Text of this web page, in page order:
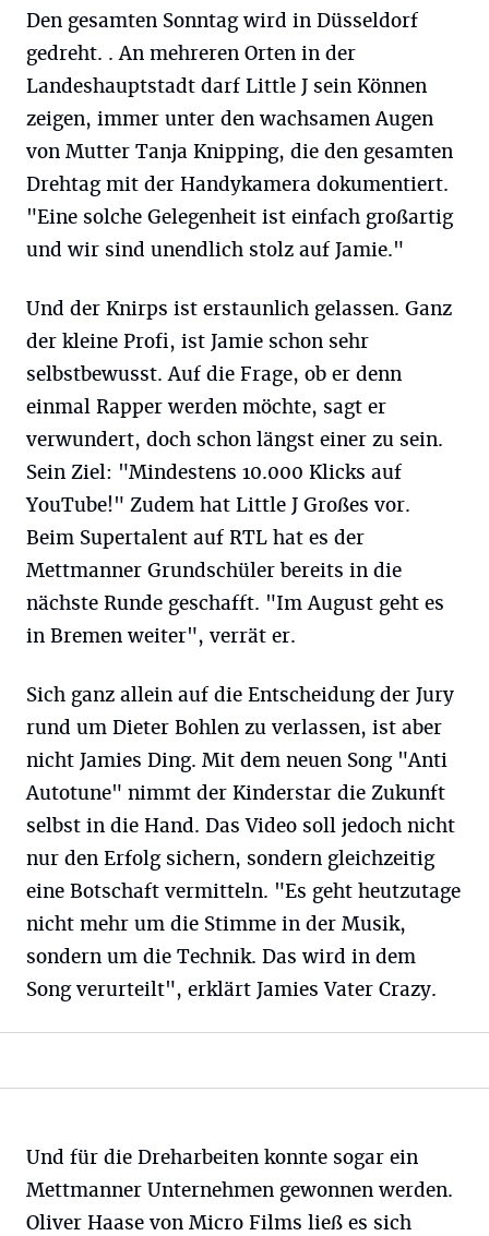
Den gesamten Sonntag wird in Düsseldorf
gedreht. . An mehreren Orten in der
Landeshauptstadt darf Little J sein Können
zeigen, immer unter den wachsamen Augen
von Mutter Tanja Knipping, die den gesamten
Drehtag mit der Handykamera dokumentiert.
"Eine solche Gelegenheit ist einfach großartig
und wir sind unendlich stolz auf Jamie."
Und der Knirps ist erstaunlich gelassen. Ganz
der kleine Profi, ist Jamie schon sehr
selbstbewusst. Auf die Frage, ob er denn
einmal Rapper werden möchte, sagt er
verwundert, doch schon längst einer zu sein.
Sein Ziel: "Mindestens 10.000 Klicks auf
YouTube!" Zudem hat Little J Großes vor.
Beim Supertalent auf RTL hat es der
Mettmanner Grundschüler bereits in die
nächste Runde geschafft. "Im August geht es
in Bremen weiter", verrät er.
Sich ganz allein auf die Entscheidung der Jury
rund um Dieter Bohlen zu verlassen, ist aber
nicht Jamies Ding. Mit dem neuen Song "Anti
Autotune" nimmt der Kinderstar die Zukunft
selbst in die Hand. Das Video soll jedoch nicht
nur den Erfolg sichern, sondern gleichzeitig
eine Botschaft vermitteln. "Es geht heutzutage
nicht mehr um die Stimme in der Musik,
sondern um die Technik. Das wird in dem
Song verurteilt", erklärt Jamies Vater Crazy.
Und für die Dreharbeiten konnte sogar ein
Mettmanner Unternehmen gewonnen werden.
Oliver Haase von Micro Films ließ es sich